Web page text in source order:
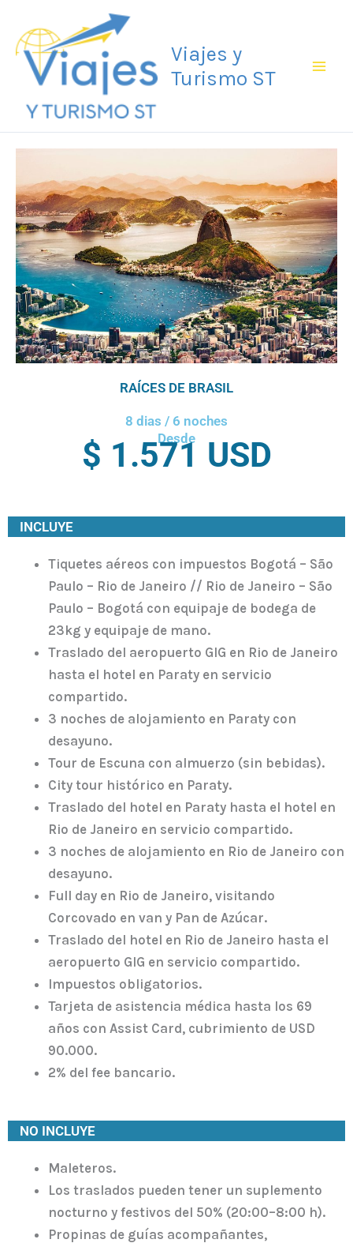
contenido
Viajes y
Turismo ST
RAÍCES DE BRASIL
8 dias / 6 noches
Desde
$ 1.571 USD
INCLUYE
Tiquetes aéreos con impuestos Bogotá – São
Paulo – Rio de Janeiro // Rio de Janeiro – São
Paulo – Bogotá con equipaje de bodega de
23kg y equipaje de mano.
Traslado del aeropuerto GIG en Rio de Janeiro
hasta el hotel en Paraty en servicio
compartido.
3 noches de alojamiento en Paraty con
desayuno.
Tour de Escuna con almuerzo (sin bebidas).
City tour histórico en Paraty.
Traslado del hotel en Paraty hasta el hotel en
Rio de Janeiro en servicio compartido.
3 noches de alojamiento en Rio de Janeiro con
desayuno.
Full day en Rio de Janeiro, visitando
Corcovado en van y Pan de Azúcar.
Traslado del hotel en Rio de Janeiro hasta el
aeropuerto GIG en servicio compartido.
Impuestos obligatorios.
Tarjeta de asistencia médica hasta los 69
años con Assist Card, cubrimiento de USD
90.000.
2% del fee bancario.
NO INCLUYE
Maleteros.
Los traslados pueden tener un suplemento
nocturno y festivos del 50% (20:00–8:00 h).
Propinas de guías acompañantes,